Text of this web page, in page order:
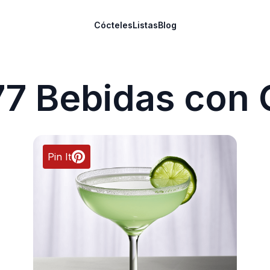
CóctelesListasBlog
Bebidas con
Pin It